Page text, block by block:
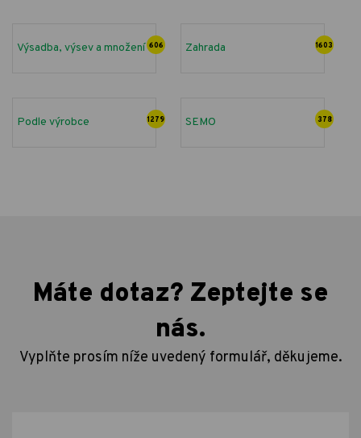
Výsadba, výsev a množení 606 Zahrada 1603
Podle výrobce 1279 SEMO 378
Máte dotaz? Zeptejte se
nás.
Vyplňte prosím níže uvedený formulář, děkujeme.